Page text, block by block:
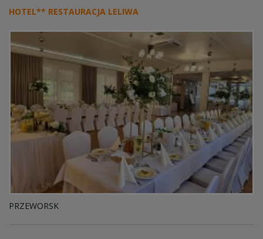
HOTEL** RESTAURACJA LELIWA
PRZEWORSK